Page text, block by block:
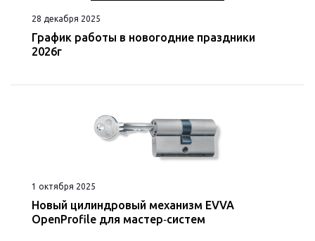
28 декабря 2025
График работы в новогодние праздники
2026г
1 октября 2025
Новый цилиндровый механизм EVVA
OpenProfile для мастер‑систем